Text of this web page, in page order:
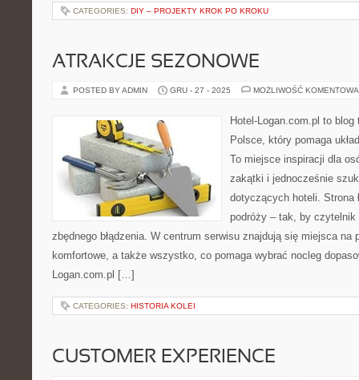
CATEGORIES: DIY – PROJEKTY KROK PO KROKU
ATRAKCJE SEZONOWE
POSTED BY ADMIN GRU - 27 - 2025 MOŻLIWOŚĆ
Hotel-Logan.com.pl to
Polsce, który pomaga
To miejsce inspiracji dla
zakątki i jednocześnie
dotyczących hoteli. Strona
podróży – tak, by czytelnik
zbędnego błądzenia. W centrum serwisu znajdują się miejsca na
komfortowe, a także wszystko, co pomaga wybrać nocleg
Logan.com.pl […]
CATEGORIES: HISTORIA KOLEI
CUSTOMER EXPERIENCE